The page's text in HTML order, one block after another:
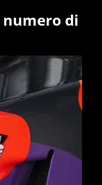
numero di